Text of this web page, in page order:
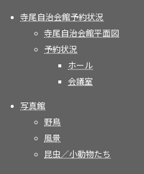
寺尾自治会館予約状況
寺尾自治会館平面図
予約状況
ホール
会議室
写真館
野鳥
風景
昆虫／小動物たち